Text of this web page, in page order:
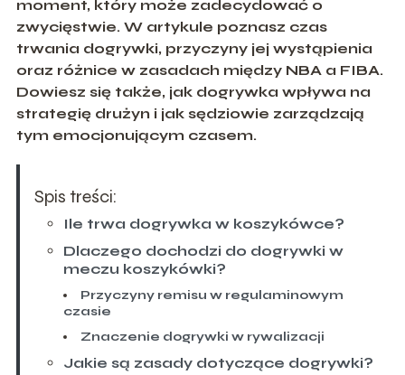
moment, który może zadecydować o
zwycięstwie. W artykule poznasz czas
trwania dogrywki, przyczyny jej wystąpienia
oraz różnice w zasadach między NBA a FIBA.
Dowiesz się także, jak dogrywka wpływa na
strategię drużyn i jak sędziowie zarządzają
tym emocjonującym czasem.
Spis treści:
Ile trwa dogrywka w koszykówce?
Dlaczego dochodzi do dogrywki w
meczu koszykówki?
Przyczyny remisu w regulaminowym
czasie
Znaczenie dogrywki w rywalizacji
Jakie są zasady dotyczące dogrywki?